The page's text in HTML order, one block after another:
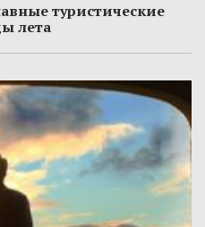
туристические
лета